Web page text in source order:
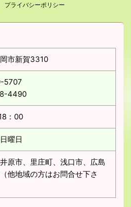
プライバシーポリシー
市新賀3310
5707
4490
：00
曜日
原市、里庄町、浅口市、広島
他地域の方はお問合せ下さ